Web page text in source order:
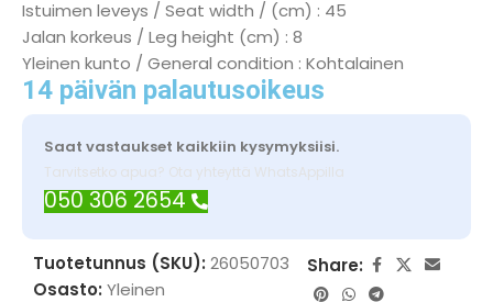
Istuimen leveys / Seat width / (cm) : 45
Jalan korkeus / Leg height (cm) : 8
Yleinen kunto / General condition : Kohtalainen
14 päivän palautusoikeus
Saat vastaukset kaikkiin kysymyksiisi.
Tarvitsetko apua? Ota yhteyttä WhatsAppilla
050 306 2654
Tuotetunnus (SKU): 26050703
Osasto: Yleinen
Share: